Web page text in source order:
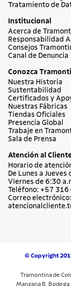
Tratamiento de
Institucional
Acerca de
Responsabilidad
Consejos
Canal de Denuncia
Conozca
Nuestra Historia
Sustentabilidad
Certificados y
Nuestras Fábricas
Tiendas Oficiales
Presencia Global
Trabaje en
Sala de Prensa
Atención al
Horario de
De Lunes a
Viernes de 6:30
Teléfono: +57
Correo electrónico:
© Copyright
Tramontina de
Manzana B,